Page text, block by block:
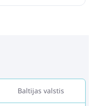
Baltijas valstis